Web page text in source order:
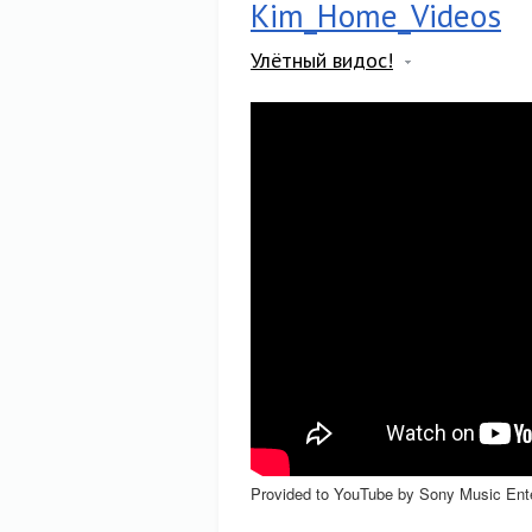
Kim_Home_Videos
Улётный видос!
Provided to YouTube by Sony Music